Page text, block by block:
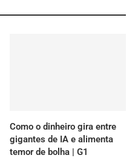
Como o dinheiro gira entre
gigantes de IA e alimenta
temor de bolha | G1